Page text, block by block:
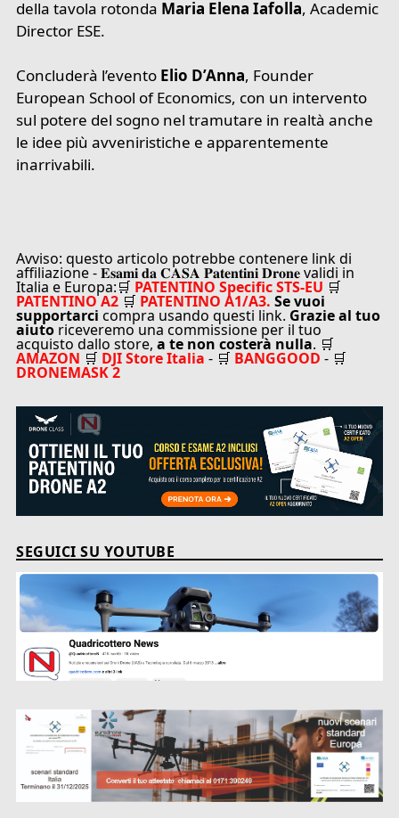
della tavola rotonda Maria Elena Iafolla, Academic
Director ESE.
Concluderà l’evento Elio D’Anna, Founder
European School of Economics, con un intervento
sul potere del sogno nel tramutare in realtà anche
le idee più avveniristiche e apparentemente
inarrivabili.
Avviso: questo articolo potrebbe contenere link di
affiliazione - 𝐄𝐬𝐚𝐦𝐢 𝐝𝐚 𝐂𝐀𝐒𝐀 𝐏𝐚𝐭𝐞𝐧𝐭𝐢𝐧𝐢 𝐃𝐫𝐨𝐧𝐞 validi in
Italia e Europa:🛒 PATENTINO Specific STS-EU 🛒
PATENTINO A2 🛒 PATENTINO A1/A3. Se vuoi
supportarci compra usando questi link. Grazie al tuo
aiuto riceveremo una commissione per il tuo
acquisto dallo store,a te non costerà nulla. 🛒
AMAZON 🛒 DJI Store Italia- 🛒 BANGGOOD - 🛒
DRONEMASK 2
SEGUICI SU YOUTUBE